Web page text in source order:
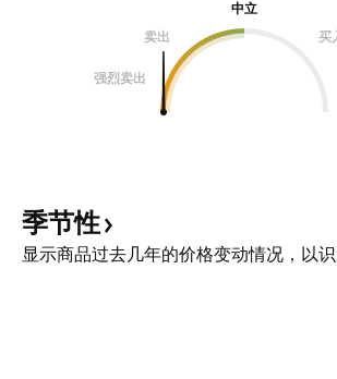
中立
卖出
买
强烈卖出
季节性
显示商品过去几年的价格变动情况，以识